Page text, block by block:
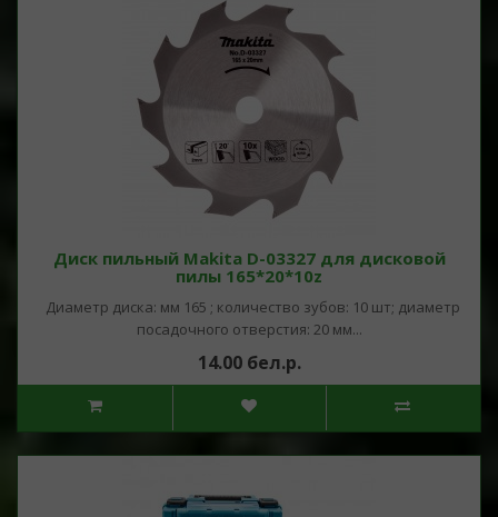
Диск пильный Makita D-03327 для дисковой
пилы 165*20*10z
Диаметр диска: мм 165 ; количество зубов: 10 шт; диаметр
посадочного отверстия: 20 мм...
14.00 бел.р.